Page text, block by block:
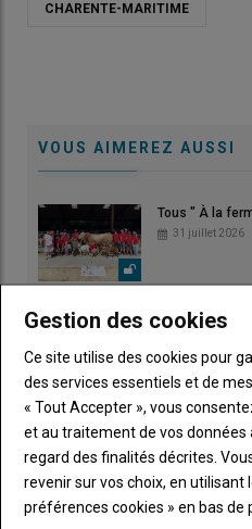
CHARENTE-MARITIME
VOUS AIMEREZ AUSSI
Tous " À la
31 juillet 2026
Le
tous les fronts
30 juillet 2026
Équipements
30 juillet 2026
Un projet en
Gestion des cookies
Ce site utilise des cookies pour
des services essentiels et de
« Tout Accepter », vous
et au traitement de vos données
regard des finalités décrites.
revenir sur vos choix, en utilisant
préférences cookies » en bas de